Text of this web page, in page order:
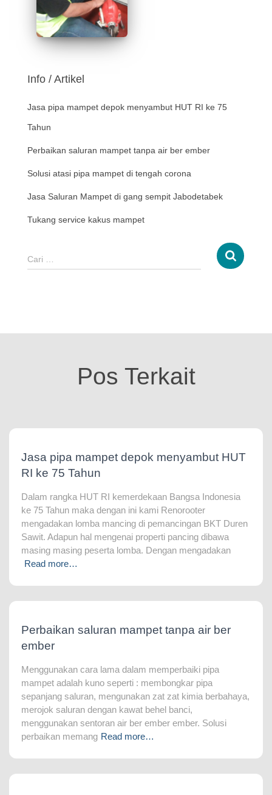
Info / Artikel
Jasa pipa mampet depok menyambut HUT RI ke 75
Tahun
Perbaikan saluran mampet tanpa air ber ember
Solusi atasi pipa mampet di tengah corona
Jasa Saluran Mampet di gang sempit Jabodetabek
Tukang service kakus mampet
Cari …
Pos Terkait
Jasa pipa mampet depok menyambut HUT
RI ke 75 Tahun
Dalam rangka HUT RI kemerdekaan Bangsa Indonesia
ke 75 Tahun maka dengan ini kami Renorooter
mengadakan lomba mancing di pemancingan BKT Duren
Sawit. Adapun hal mengenai properti pancing dibawa
masing masing peserta lomba. Dengan mengadakan
Read more…
Perbaikan saluran mampet tanpa air ber
ember
Menggunakan cara lama dalam memperbaiki pipa
mampet adalah kuno seperti : membongkar pipa
sepanjang saluran, mengunakan zat zat kimia berbahaya,
merojok saluran dengan kawat behel banci,
menggunakan sentoran air ber ember ember. Solusi
perbaikan memang Read more…